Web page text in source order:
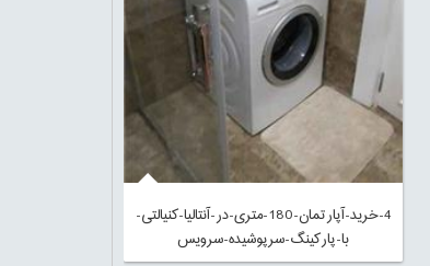
4-خرید-آپارتمان-180-متری-در-آنتالیا-کنیالتی-
با-پارکینگ-سرپوشیده-سرویس